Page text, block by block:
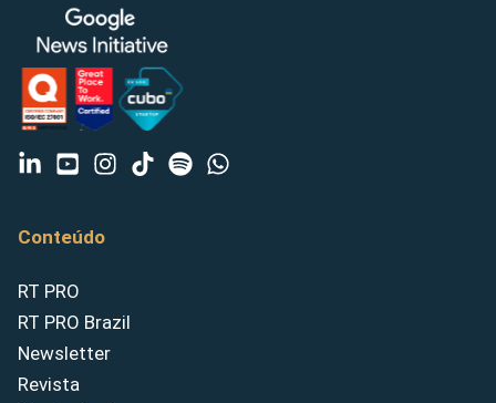
Conteúdo
RT PRO
RT PRO Brazil
Newsletter
Revista